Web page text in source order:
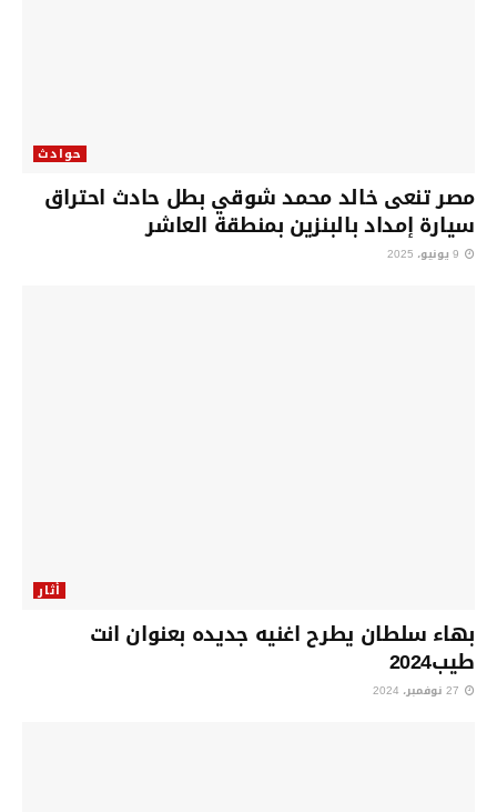
حوادث
مصر تنعى خالد محمد شوقي بطل حادث احتراق
سيارة إمداد بالبنزين بمنطقة العاشر
أثار
بهاء سلطان يطرح اغنيه جديده بعنوان انت
طيب2024